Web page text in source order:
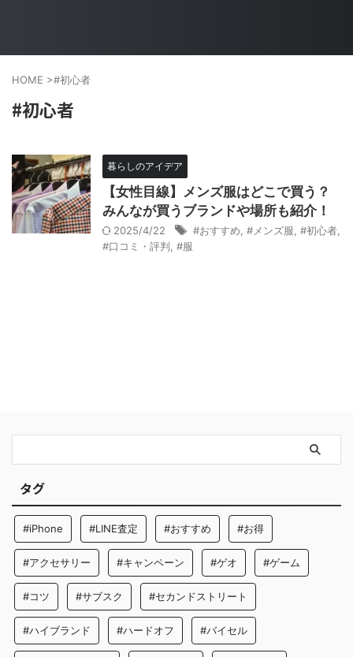
HOME >#初心者
#初心者
暮らしのアイデア
【女性目線】メンズ服はどこで買う？
みんなが買うブランドや場所も紹介！
2025/4/22 #おすすめ #メンズ服 #初心者
#口コミ・評判 #服
タグ
#iPhone #LINE査定 #おすすめ #お得
#アクセサリー #キャンペーン #ゲオ #ゲーム
#コツ #サブスク #セカンドストリート
#ハイブランド #ハードオフ #バイセル